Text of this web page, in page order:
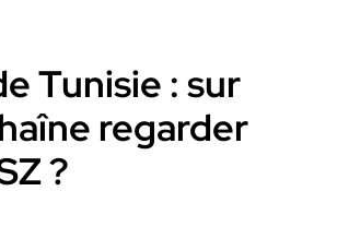
Tunisie : sur
regarder
?